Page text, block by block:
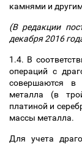
камнями и
(В редакции
декабря 2016
1.4. В
операций с
совершаются в
металла (в
платиной и
массы металла.
Для учета